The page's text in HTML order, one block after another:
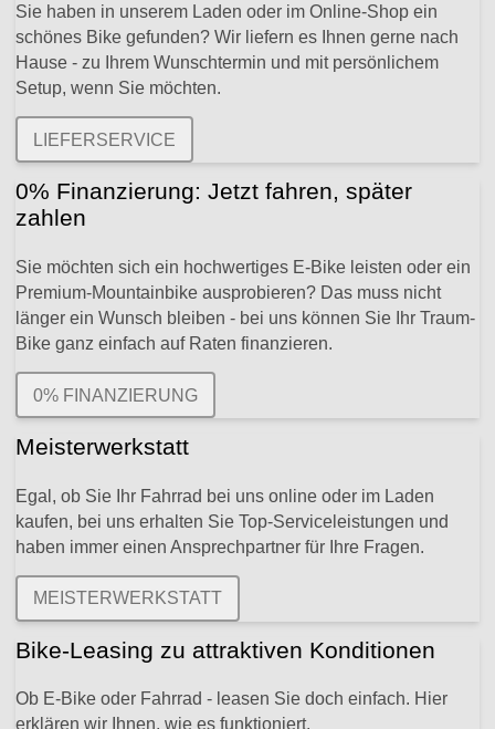
Sie haben in unserem Laden oder im Online-Shop ein
schönes Bike gefunden? Wir liefern es Ihnen gerne nach
Hause - zu Ihrem Wunschtermin und mit persönlichem
Setup, wenn Sie möchten.
LIEFERSERVICE
0% Finanzierung: Jetzt fahren, später
zahlen
Sie möchten sich ein hochwertiges E-Bike leisten oder ein
Premium-Mountainbike ausprobieren? Das muss nicht
länger ein Wunsch bleiben - bei uns können Sie Ihr Traum-
Bike ganz einfach auf Raten finanzieren.
0% FINANZIERUNG
Meisterwerkstatt
Egal, ob Sie Ihr Fahrrad bei uns online oder im Laden
kaufen, bei uns erhalten Sie Top-Serviceleistungen und
haben immer einen Ansprechpartner für Ihre Fragen.
MEISTERWERKSTATT
Bike-Leasing zu attraktiven Konditionen
Ob E-Bike oder Fahrrad - leasen Sie doch einfach. Hier
erklären wir Ihnen, wie es funktioniert.